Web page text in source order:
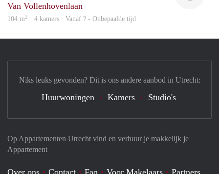
Van Vollenhovenlaan
104 m2 · 4 kamers · Vanaf ? - Onbepaalde tijd
Op Appartementen Utrecht vind en verhuur je makkelijk je
Appartement
Over ons Contact Faq Voor Makelaars Partners
Niks leuks gevonden? Dit is ons andere aanbod in Utrecht:
Huurwoningen Kamers Studio's